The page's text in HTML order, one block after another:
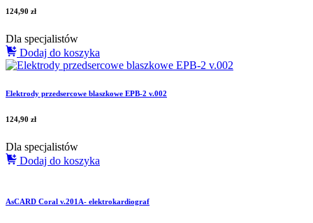
124,90 zł
Dla specjalistów
Dodaj do koszyka
Elektrody przedsercowe blaszkowe EPB-2 v.002
124,90 zł
Dla specjalistów
Dodaj do koszyka
AsCARD Coral v.201A- elektrokardiograf